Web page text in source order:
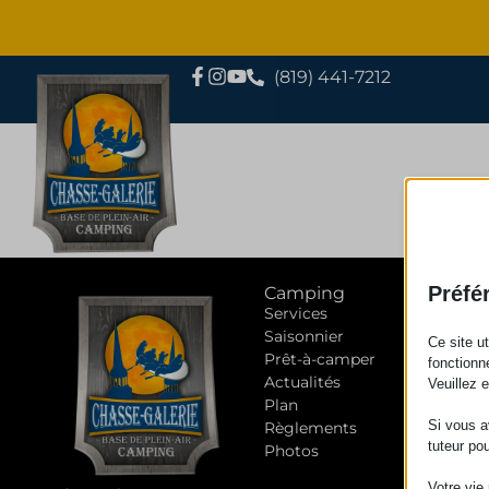
(819) 441-7212
Camping
Services
Saisonnier
Prêt-à-camper
Actualités
Plan
Règlements
Photos
Ce site
Veuillez
Si vous
tuteur